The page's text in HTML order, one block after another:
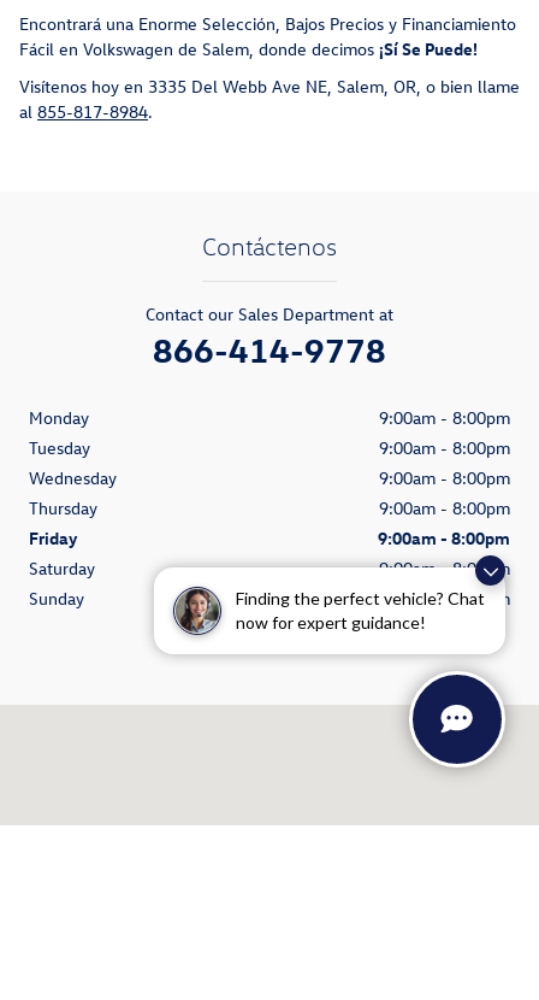
Finding the perfect vehicle? Chat
now for expert guidance!
Encontrará una Enorme Selección, Bajos Precios y Financiamiento
Fácil en Volkswagen de Salem, donde decimos ¡Sí Se Puede!
Visítenos hoy en 3335 Del Webb Ave NE, Salem, OR, o bien llame
al 855-817-8984.
Contáctenos
Contact our Sales Department at
866-414-9778
Monday
9:00am - 8:00pm
Tuesday
9:00am - 8:00pm
Wednesday
9:00am - 8:00pm
Thursday
9:00am - 8:00pm
Friday
9:00am - 8:00pm
Saturday
9:00am - 8:00pm
Sunday
10:00am - 7:00pm
See All Department Hours